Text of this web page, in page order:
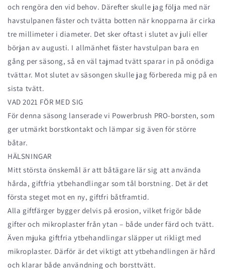
och rengöra den vid behov. Därefter skulle jag följa med när
havstulpanen fäster och tvätta botten när knopparna är cirka
tre millimeter i diameter. Det sker oftast i slutet av juli eller
början av augusti. I allmänhet fäster havstulpan bara en
gång per säsong, så en väl tajmad tvätt sparar in på onödiga
tvättar. Mot slutet av säsongen skulle jag förbereda mig på en
sista tvätt.
VAD 2021 FÖR MED SIG
För denna säsong lanserade vi Powerbrush PRO-borsten, som
ger utmärkt borstkontakt och lämpar sig även för större
båtar.
HÄLSNINGAR
Mitt största önskemål är att båtägare lär sig att använda
hårda, giftfria ytbehandlingar som tål borstning. Det är det
första steget mot en ny, giftfri båtframtid.
Alla giftfärger bygger delvis på erosion, vilket frigör både
gifter och mikroplaster från ytan – både under färd och tvätt.
Även mjuka giftfria ytbehandlingar släpper ut rikligt med
mikroplaster. Därför är det viktigt att ytbehandlingen är hård
och klarar både användning och borsttvätt.